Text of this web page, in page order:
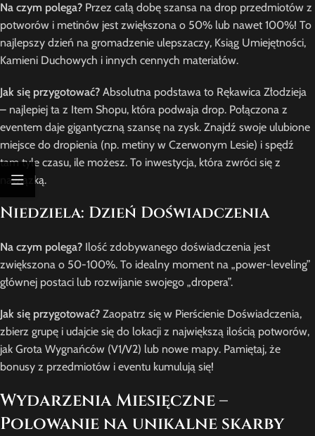
Na czym polega? Przez całą dobę szansa na drop przedmiotów z
potworów i metinów jest zwiększona o 50% lub nawet 100%! To
najlepszy dzień na gromadzenie ulepszaczy, Ksiąg Umiejętności,
Kamieni Duchowych i innych cennych materiałów.
Jak się przygotować? Absolutna podstawa to Rękawica Złodzieja
– najlepiej ta z Item Shopu, która podwaja drop. Połączona z
eventem daje gigantyczną szansę na zysk. Znajdź swoje ulubione
miejsce do dropienia (np. metiny w Czerwonym Lesie) i spędź
tam tyle czasu, ile możesz. To inwestycja, która zwróci się z
nawiązką.
Niedziela: Dzień Doświadczenia
Na czym polega? Ilość zdobywanego doświadczenia jest
zwiększona o 50-100%. To idealny moment na „power-leveling”
głównej postaci lub rozwijanie swojego „dropera”.
Jak się przygotować? Zaopatrz się w Pierścienie Doświadczenia,
zbierz grupę i udajcie się do lokacji z największą ilością potworów,
jak Grota Wygnańców (V1/V2) lub nowe mapy. Pamiętaj, że
bonusy z przedmiotów i eventu kumulują się!
Wydarzenia Miesięczne –
Polowanie na unikalne skarby